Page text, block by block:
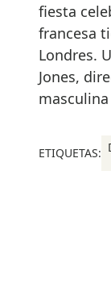
fiesta
francesa
Londres.
Jones,
ETIQUETAS: